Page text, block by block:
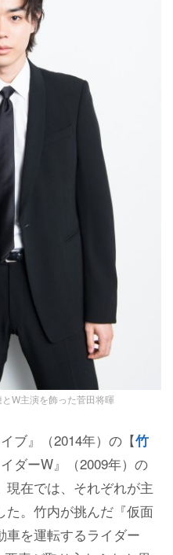
W主演を飾った菅田将暉
ブ』（2014年）の【竹
ダーW』（2009年）の
現在では、それぞれが主
た。竹内が挑んだ『仮面
車を運転するライダー